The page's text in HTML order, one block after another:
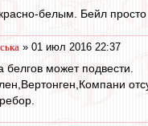
белым. Бейл просто
» 01 июл 2016 22:37
белгов может подвести.